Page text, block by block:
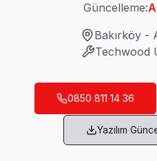
Ataköy 1. Kısım
Bakırköy'da Ataköy 1.
Techwood Servis
Güncelleme:
Bakırköy-
Techwood
0850 811 14 36
Yazılım